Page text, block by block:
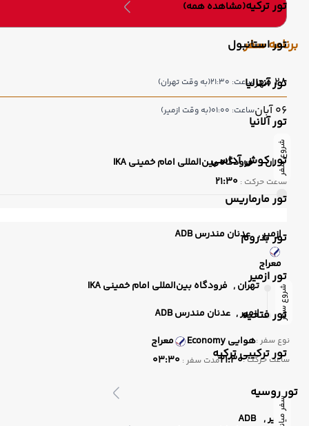
تور ترکیه(مشاهده همه)
تور استانبول
تور آنتالیا
تور آلانیا
تور کوش آداسی
تور مارماریس
تور بدروم
تور ازمیر
تور فتحیه
تور ترکیبی ترکیه
تور روسیه
برنامه سفر
28 مهر ساعت: 21:30 (به وقت تهران)
06 آبان ساعت: 01:00 (به وقت ازمیر)
شروع سفر
تهران , فرودگاه بین‌المللی امام خمینی IKA
ساعت حرکت : 21:30
ازمیر , عدنان مندرس ADB
معراج
شروع سفر تهران , فرودگاه بین‌المللی امام خمینی IKA
ازمیر , عدنان مندرس ADB
نوع سفر :هوایی معراج
ساعت حرکت :21:30مدت سفر : 03:30
سفر میانی
ازمیر , ADB